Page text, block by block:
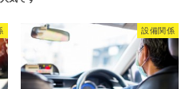
設備関係